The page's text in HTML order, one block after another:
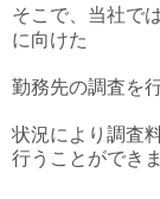
そこで、当社で
に向けた
勤務先の調査を
状況により調査
行うことができま